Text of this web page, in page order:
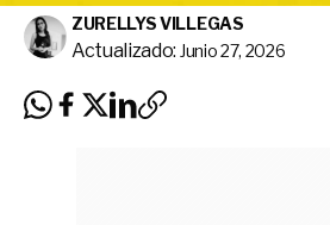
ZURELLYS VILLEGAS
Actualizado: Junio 27, 2026